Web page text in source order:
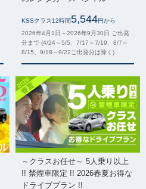
KSSクラス12時間5,544円から
2026年4月1日～2026年9月30日 ご出発
分まで (4/24～5/5、7/17～7/19、8/7～
8/15、9/18～9/22ご出発分は除く)
～クラスお任せ～ 5人乗り以上
!! 禁煙車限定 !! 2026春夏お得な
ドライブプラン !!